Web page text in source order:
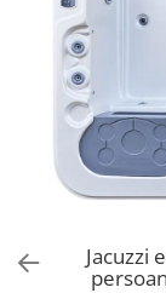
Jacuzzi